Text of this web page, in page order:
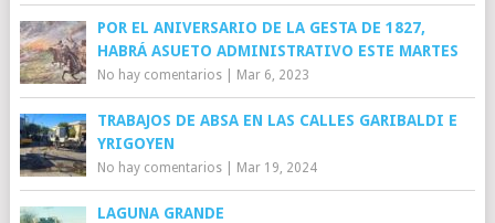
POR EL ANIVERSARIO DE LA GESTA DE 1827,
HABRÁ ASUETO ADMINISTRATIVO ESTE MARTES
No hay comentarios| Mar 6, 2023
TRABAJOS DE ABSA EN LAS CALLES GARIBALDI E
YRIGOYEN
No hay comentarios| Mar 19, 2024
LAGUNA GRANDE